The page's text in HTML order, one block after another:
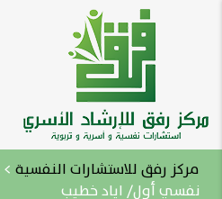
مركز رفق للاستشارات النفسية >
نفسي أول/ اياد خطيب